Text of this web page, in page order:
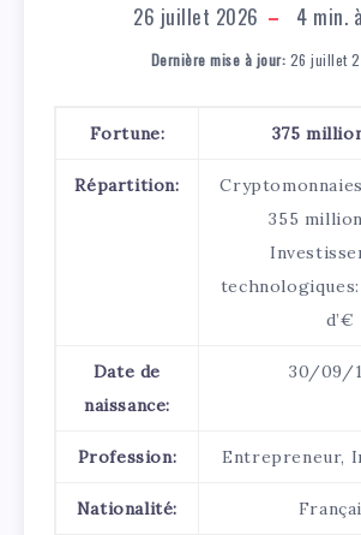
26 juillet 2026 4 min.
Dernière mise à jour: 26 juillet
Fortune: 375
Répartition:
355
d’€
Date de
naissance:
30/09/
Profession: Entrepreneur,
Nationalité: